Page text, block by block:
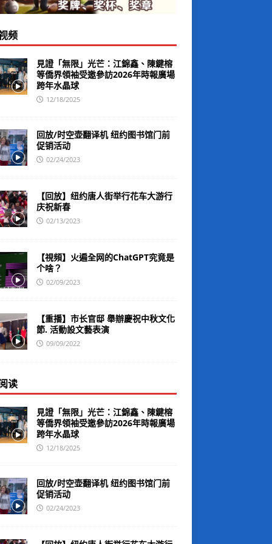
频
見證「無限」光芒：江錦鑫、陳鍵榕
等僑界領袖受邀參訪2026年時報廣場
跨年水晶球
12/18/2025
回放/时空壶翻译机 纽约图书馆门前
促销活动
02/24/2023
【回放】纽约唐人街举行花车大游行
庆祝新春
02/13/2023
【視頻】火遍全网的ChatGPT究竟是
个啥？
02/09/2023
【重播】市长官邸 舉辦慶祝中秋文化
節. 活動設文藝表演
09/09/2022
读
見證「無限」光芒：江錦鑫、陳鍵榕
等僑界領袖受邀參訪2026年時報廣場
跨年水晶球
12/18/2025
回放/时空壶翻译机 纽约图书馆门前
促销活动
02/24/2023